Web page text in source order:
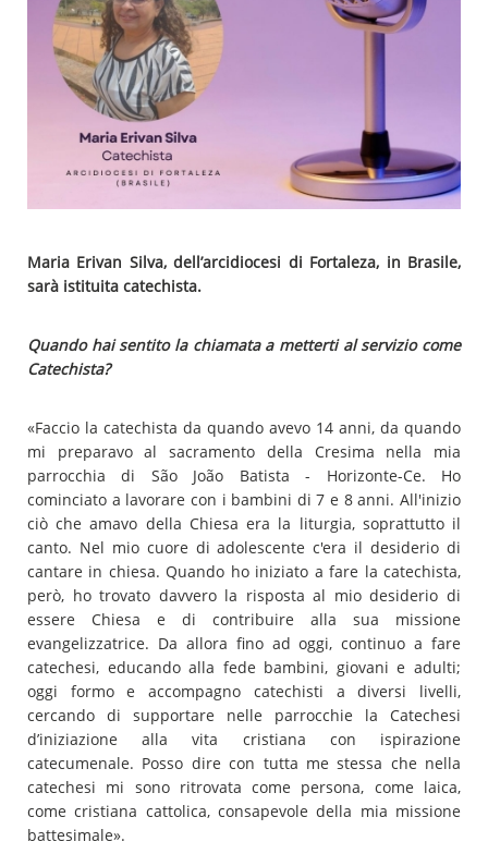
Maria Erivan Silva, dell’arcidiocesi di Fortaleza, in Brasile,
sarà istituita catechista.
Quando hai sentito la chiamata a metterti al servizio come
Catechista?
«Faccio la catechista da quando avevo 14 anni, da quando
mi preparavo al sacramento della Cresima nella mia
parrocchia di São João Batista - Horizonte-Ce. Ho
cominciato a lavorare con i bambini di 7 e 8 anni. All'inizio
ciò che amavo della Chiesa era la liturgia, soprattutto il
canto. Nel mio cuore di adolescente c'era il desiderio di
cantare in chiesa. Quando ho iniziato a fare la catechista,
però, ho trovato davvero la risposta al mio desiderio di
essere Chiesa e di contribuire alla sua missione
evangelizzatrice. Da allora fino ad oggi, continuo a fare
catechesi, educando alla fede bambini, giovani e adulti;
oggi formo e accompagno catechisti a diversi livelli,
cercando di supportare nelle parrocchie la Catechesi
d’iniziazione alla vita cristiana con ispirazione
catecumenale. Posso dire con tutta me stessa che nella
catechesi mi sono ritrovata come persona, come laica,
come cristiana cattolica, consapevole della mia missione
battesimale».